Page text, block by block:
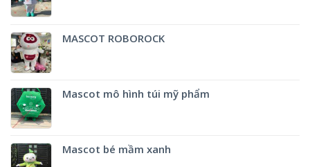
MASCOT ROBOROCK
Mascot mô hình túi mỹ phẩm
Mascot bé mầm xanh